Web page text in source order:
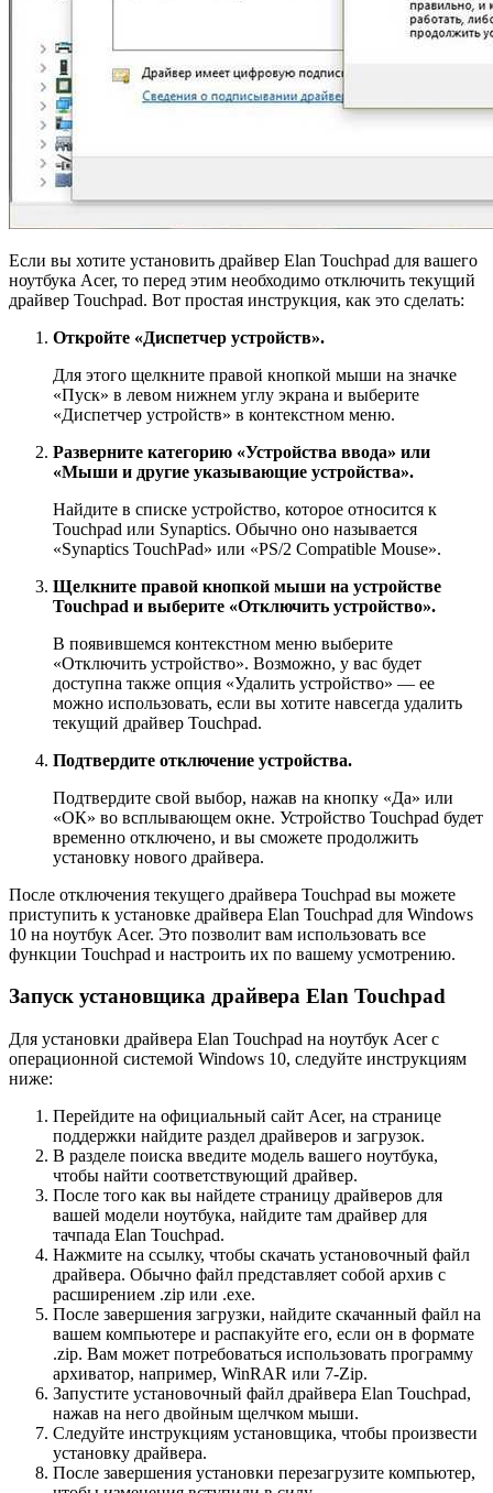
Если вы хотите установить драйвер Elan Touchpad для вашего
ноутбука Acer, то перед этим необходимо отключить текущий
драйвер Touchpad. Вот простая инструкция, как это сделать:
Откройте «Диспетчер устройств».
Для этого щелкните правой кнопкой мыши на значке
«Пуск» в левом нижнем углу экрана и выберите
«Диспетчер устройств» в контекстном меню.
Разверните категорию «Устройства ввода» или
«Мыши и другие указывающие устройства».
Найдите в списке устройство, которое относится к
Touchpad или Synaptics. Обычно оно называется
«Synaptics TouchPad» или «PS/2 Compatible Mouse».
Щелкните правой кнопкой мыши на устройстве
Touchpad и выберите «Отключить устройство».
В появившемся контекстном меню выберите
«Отключить устройство». Возможно, у вас будет
доступна также опция «Удалить устройство» — ее
можно использовать, если вы хотите навсегда удалить
текущий драйвер Touchpad.
Подтвердите отключение устройства.
Подтвердите свой выбор, нажав на кнопку «Да» или
«ОК» во всплывающем окне. Устройство Touchpad будет
временно отключено, и вы сможете продолжить
установку нового драйвера.
После отключения текущего драйвера Touchpad вы можете
приступить к установке драйвера Elan Touchpad для Windows
10 на ноутбук Acer. Это позволит вам использовать все
функции Touchpad и настроить их по вашему усмотрению.
Запуск установщика драйвера Elan Touchpad
Для установки драйвера Elan Touchpad на ноутбук Acer с
операционной системой Windows 10, следуйте инструкциям
ниже:
Перейдите на официальный сайт Acer, на странице
поддержки найдите раздел драйверов и загрузок.
В разделе поиска введите модель вашего ноутбука,
чтобы найти соответствующий драйвер.
После того как вы найдете страницу драйверов для
вашей модели ноутбука, найдите там драйвер для
тачпада Elan Touchpad.
Нажмите на ссылку, чтобы скачать установочный файл
драйвера. Обычно файл представляет собой архив с
расширением .zip или .exe.
После завершения загрузки, найдите скачанный файл на
вашем компьютере и распакуйте его, если он в формате
.zip. Вам может потребоваться использовать программу
архиватор, например, WinRAR или 7-Zip.
Запустите установочный файл драйвера Elan Touchpad,
нажав на него двойным щелчком мыши.
Следуйте инструкциям установщика, чтобы произвести
установку драйвера.
После завершения установки перезагрузите компьютер,